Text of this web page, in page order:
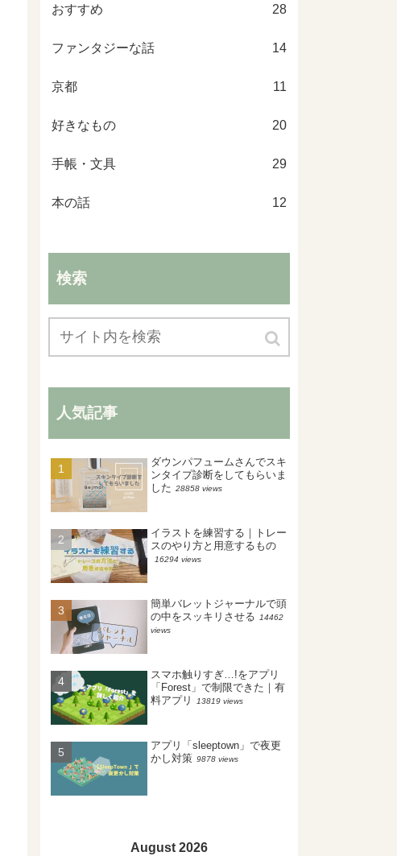
おすすめ 28
ファンタジーな話 14
京都 11
好きなもの 20
手帳・文具 29
本の話 12
検索
人気記事
ダウンパフュームさんでスキ
ンタイプ診断をしてもらいま
した 28858 views
イラストを練習する｜トレー
スのやり方と用意するもの
16294 views
簡単バレットジャーナルで頭
の中をスッキリさせる 14462
views
スマホ触りすぎ…!をアプリ
「Forest」で制限できた｜有
料アプリ
13819 views
アプリ「sleeptown」で夜更
かし対策 9878 views
August 2026